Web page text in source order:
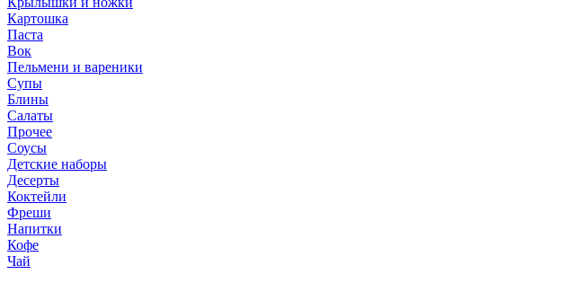
Картошка
Паста
Вок
Пельмени и вареники
Супы
Блины
Салаты
Прочее
Соусы
Детские наборы
Десерты
Коктейли
Фреши
Напитки
Кофе
Чай